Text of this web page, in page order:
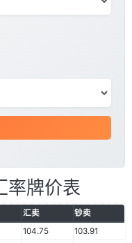
率牌价表
汇卖
钞卖
104.75
103.91